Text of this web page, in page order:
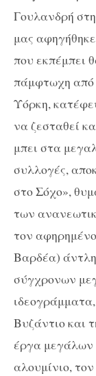
Γουλανδρή
μας
που εκπέμπει
πάμφτωχη από
Υόρκη,
να ζεσταθεί
μπει στα
συλλογές,
στο Σόχο»,
των
τον
Βαρδέα)
σύγχρονων
Βυζάντιο και
έργα μεγάλων
αλουμίνιο,